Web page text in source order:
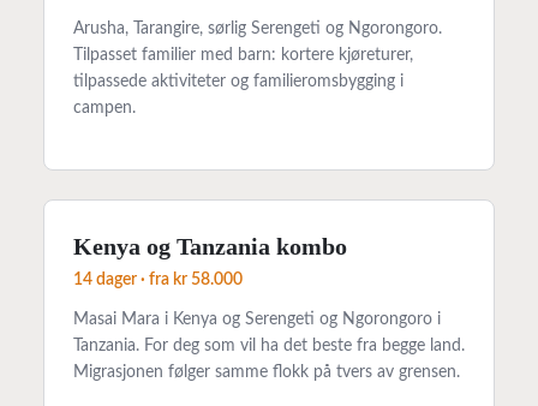
Arusha, Tarangire, sørlig Serengeti og Ngorongoro.
Tilpasset familier med barn: kortere kjøreturer,
tilpassede aktiviteter og familieromsbygging i
campen.
Kenya og Tanzania kombo
14 dager · fra kr 58.000
Masai Mara i Kenya og Serengeti og Ngorongoro i
Tanzania. For deg som vil ha det beste fra begge land.
Migrasjonen følger samme flokk på tvers av grensen.